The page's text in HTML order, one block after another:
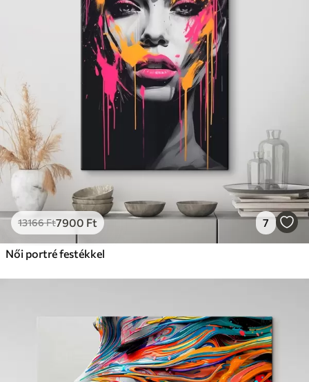
13166Ft7900 Ft 7
Női portré festékkel